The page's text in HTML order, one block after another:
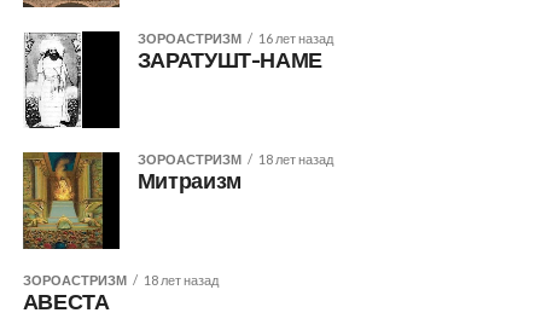
ЗОРОАСТРИЗМ 16 лет назад
ЗАРАТУШТ-НАМЕ
ЗОРОАСТРИЗМ 18 лет назад
Митраизм
ЗОРОАСТРИЗМ 18 лет назад
АВЕСТА